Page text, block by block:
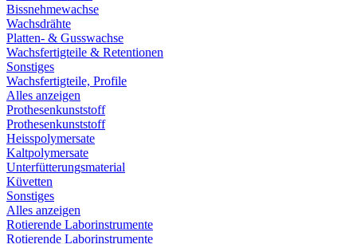
Bissnehmewachse
Wachsdrähte
Platten- & Gusswachse
Wachsfertigteile & Retentionen
Sonstiges
Wachsfertigteile, Profile
Alles anzeigen
Prothesenkunststoff
Prothesenkunststoff
Heisspolymersate
Kaltpolymersate
Unterfütterungsmaterial
Küvetten
Sonstiges
Alles anzeigen
Rotierende Laborinstrumente
Rotierende Laborinstrumente